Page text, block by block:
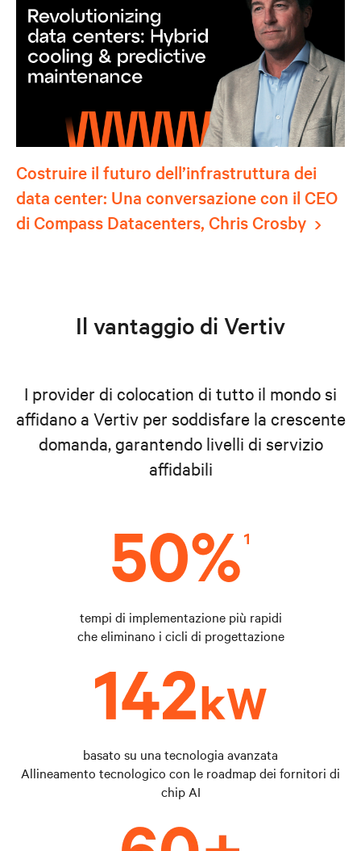
Costruire il futuro dell’infrastruttura dei
data center: Una conversazione con il CEO
di Compass Datacenters, Chris Crosby
Il vantaggio di Vertiv
I provider di colocation di tutto il mondo si
affidano a Vertiv per soddisfare la crescente
domanda, garantendo livelli di servizio
affidabili
tempi di implementazione più rapidi
che eliminano i cicli di progettazione
basato su una tecnologia avanzata
Allineamento tecnologico con le roadmap dei fornitori di
chip AI